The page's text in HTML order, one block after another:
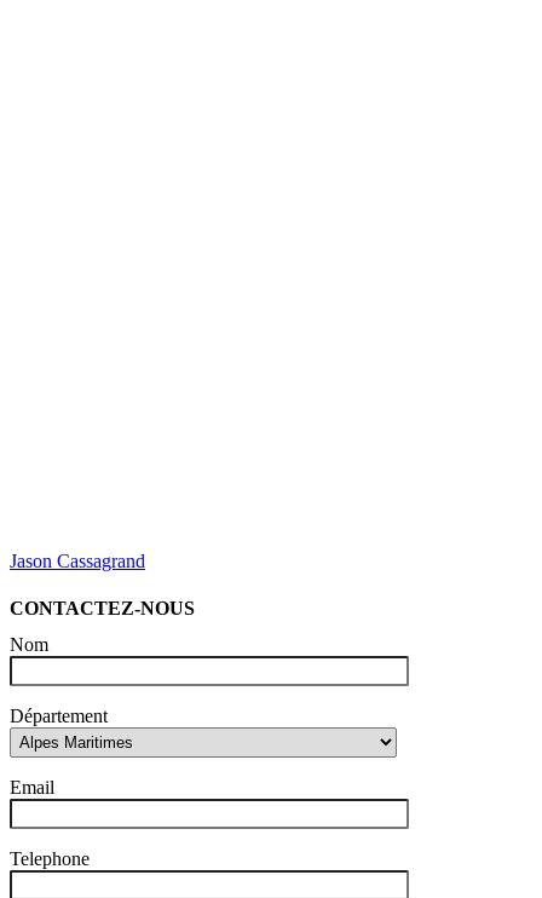
Jason Cassagrand
CONTACTEZ-NOUS
Nom
Département
Email
Telephone